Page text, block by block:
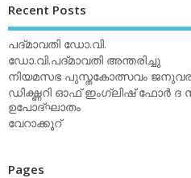
Recent Posts
പദ്മാവതി ഡോ.വി.
ഡോ.വി.പദ്മാവതി അന്തരിച്ചു
നിയമസഭ പുസ്തകോത്സവം
ഡിക്ഷ്ണറി ഓഫ് ഇംഗ്ലിഷ് ഫോര്‍ ദ
ഉപോദ്ഘാതം
വേറാക്കൂറ്
Pages